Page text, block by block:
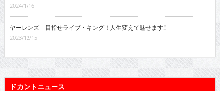
2024/1/16
ヤーレンズ 目指せライブ・キング！人生変えて魅せます!!
2023/12/15
ドカントニュース